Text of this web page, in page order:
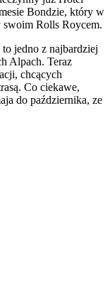
Bondzie, który w
swoim Rolls Roycem.
jedno z najbardziej
Alpach. Teraz
chcących
Co ciekawe,
do października, ze